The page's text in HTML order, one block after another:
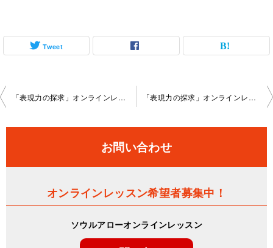
Tweet
投
ビ
「表現力の探求」オンラインレッスン2026-5-24-no0106-1168 「表現力の探求」オンラインレッスン2026-6-13-no0106-1168
お問い合わせ
オンラインレッスン希望者募集中！
ソウルアローオンラインレッスン